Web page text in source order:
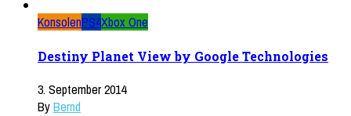
KonsolenPS4Xbox One
Destiny Planet View by Google Technologies
3. September 2014
ByBernd